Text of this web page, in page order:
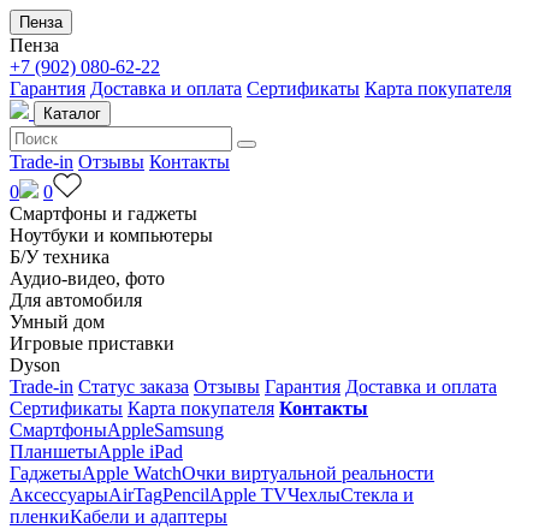
Пенза
Пенза
+7 (902) 080-62-22
Гарантия Доставка и оплата Сертификаты Карта покупателя
Каталог
Trade-in Отзывы Контакты
0
0
Смартфоны и гаджеты
Ноутбуки и компьютеры
Б/У техника
Аудио-видео, фото
Для автомобиля
Умный дом
Игровые приставки
Dyson
Trade-in Статус заказа Отзывы Гарантия Доставка и оплата
Сертификаты Карта покупателя Контакты
СмартфоныAppleSamsung
ПланшетыApple iPad
ГаджетыApple WatchОчки виртуальной реальности
АксессуарыAirTagPencilApple TVЧехлыСтекла и
пленкиКабели и адаптеры